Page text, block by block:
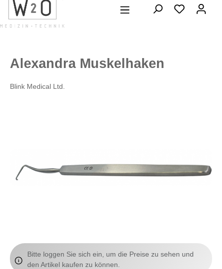
springen
Alexandra Muskelhaken
Blink Medical Ltd.
Bitte loggen Sie sich ein, um die Preise zu sehen und
den Artikel kaufen zu können.